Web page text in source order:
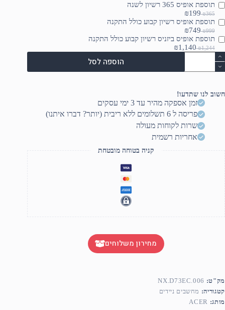
תוספת אופיס 365 רשיון לשנה
₪365
₪199
תוספת אופיס רשיון קבוע כולל התקנה
₪999
₪749
תוספת אופיס ביזניס רשיון קבוע כולל התקנה
₪1,244
₪1,140
כמות
של
NX.D73EC.006
Aspire
Lite
1355U/16/512/W11H
הוספה לסל
חשוב לנו שתדעו!
זמן אספקה מהיר עד 3 ימי עסקים
פריסה ל 6 תשלומים ללא ריבית (יותר? דברו איתנו)
שרות לקוחות מעולה
אחריות רשמית
קניה בטוחה מובטחת
מחירון משלוחים
מק"ט: NX.D73EC.006
קטגוריה: מחשבים ניידים
מותג: ACER